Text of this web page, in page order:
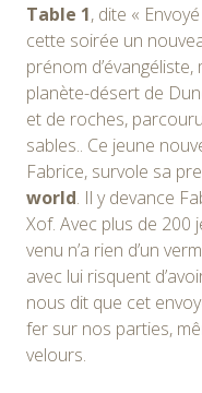
Table 1, dite «
cette soirée un
prénom
planète-désert de
et de roches,
sables.. Ce jeune
Fabrice, survole sa
world. Il y devance
Xof. Avec plus de
venu n’a rien d’un
avec lui risquent
nous dit que cet
fer sur nos parties,
velours.